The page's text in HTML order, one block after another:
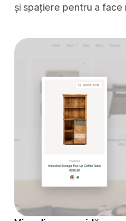
și spațiere pentru a face